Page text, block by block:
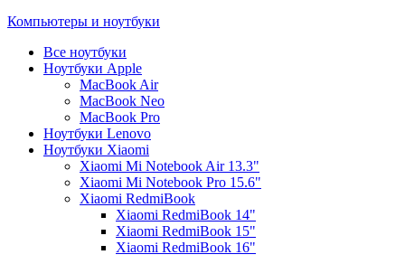
Компьютеры и ноутбуки
Все ноутбуки
Ноутбуки Apple
MacBook Air
MacBook Neo
MacBook Pro
Ноутбуки Lenovo
Ноутбуки Xiaomi
Xiaomi Mi Notebook Air 13.3"
Xiaomi Mi Notebook Pro 15.6"
Xiaomi RedmiBook
Xiaomi RedmiBook 14"
Xiaomi RedmiBook 15"
Xiaomi RedmiBook 16"